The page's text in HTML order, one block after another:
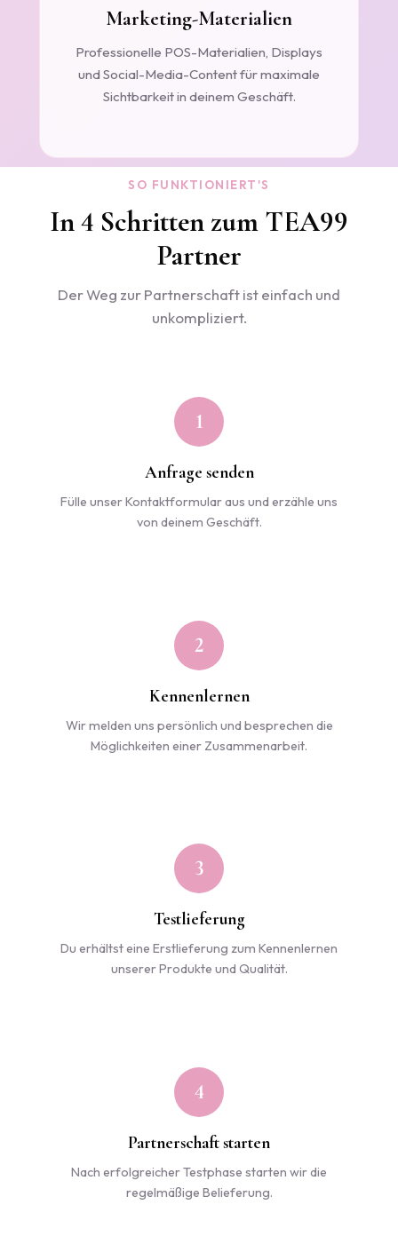
Marketing-Materialien
Professionelle POS-Materialien, Displays
und Social-Media-Content für maximale
Sichtbarkeit in deinem Geschäft.
SO FUNKTIONIERT'S
In 4 Schritten zum TEA99
Partner
Der Weg zur Partnerschaft ist einfach und
unkompliziert.
1
Anfrage senden
Fülle unser Kontaktformular aus und erzähle uns
von deinem Geschäft.
2
Kennenlernen
Wir melden uns persönlich und besprechen die
Möglichkeiten einer Zusammenarbeit.
3
Testlieferung
Du erhältst eine Erstlieferung zum Kennenlernen
unserer Produkte und Qualität.
4
Partnerschaft starten
Nach erfolgreicher Testphase starten wir die
regelmäßige Belieferung.